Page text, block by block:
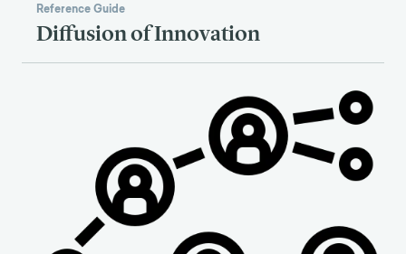
Reference Guide
Diffusion of Innovation